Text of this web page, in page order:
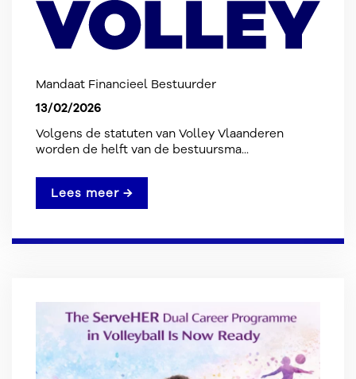
Mandaat Financieel Bestuurder
13/02/2026
Volgens de statuten van Volley Vlaanderen
worden de helft van de bestuursma...
Lees meer →